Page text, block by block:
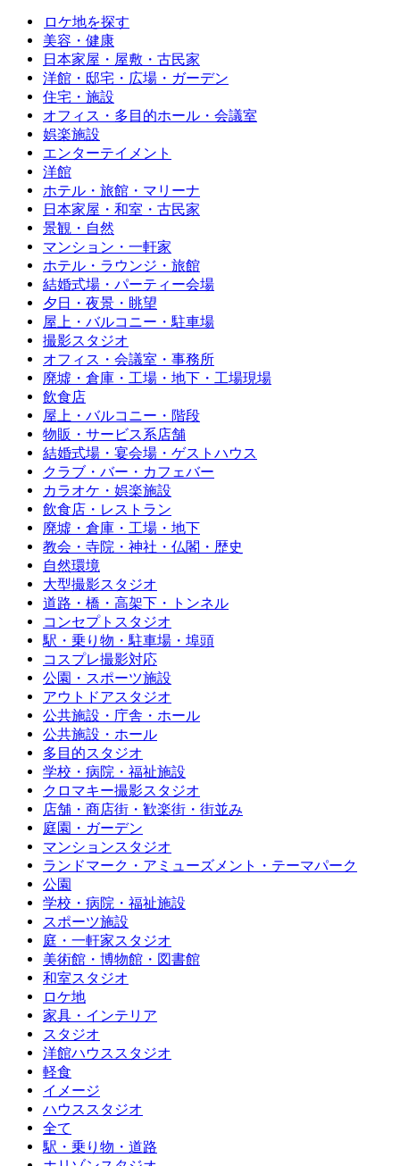
ロケ地を探す
美容・健康
日本家屋・屋敷・古民家
洋館・邸宅・広場・ガーデン
住宅・施設
オフィス・多目的ホール・会議室
娯楽施設
エンターテイメント
洋館
ホテル・旅館・マリーナ
日本家屋・和室・古民家
景観・自然
マンション・一軒家
ホテル・ラウンジ・旅館
結婚式場・パーティー会場
夕日・夜景・眺望
屋上・バルコニー・駐車場
撮影スタジオ
オフィス・会議室・事務所
廃墟・倉庫・工場・地下・工場現場
飲食店
屋上・バルコニー・階段
物販・サービス系店舗
結婚式場・宴会場・ゲストハウス
クラブ・バー・カフェバー
カラオケ・娯楽施設
飲食店・レストラン
廃墟・倉庫・工場・地下
教会・寺院・神社・仏閣・歴史
自然環境
大型撮影スタジオ
道路・橋・高架下・トンネル
コンセプトスタジオ
駅・乗り物・駐車場・埠頭
コスプレ撮影対応
公園・スポーツ施設
アウトドアスタジオ
公共施設・庁舎・ホール
公共施設・ホール
多目的スタジオ
学校・病院・福祉施設
クロマキー撮影スタジオ
店舗・商店街・歓楽街・街並み
庭園・ガーデン
マンションスタジオ
ランドマーク・アミューズメント・テーマパーク
公園
学校・病院・福祉施設
スポーツ施設
庭・一軒家スタジオ
美術館・博物館・図書館
和室スタジオ
ロケ地
家具・インテリア
スタジオ
洋館ハウススタジオ
軽食
イメージ
ハウススタジオ
全て
駅・乗り物・道路